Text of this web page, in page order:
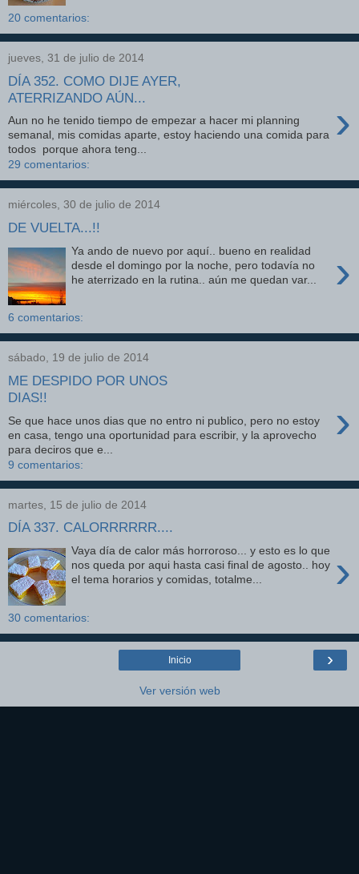
20 comentarios:
jueves, 31 de julio de 2014
DÍA 352. COMO DIJE AYER,
ATERRIZANDO AÚN...
›
Aun no he tenido tiempo de empezar a hacer mi planning
semanal, mis comidas aparte, estoy haciendo una comida para
todos porque ahora teng...
29 comentarios:
miércoles, 30 de julio de 2014
DE VUELTA...!!
›
Ya ando de nuevo por aquí.. bueno en realidad
desde el domingo por la noche, pero todavía no
he aterrizado en la rutina.. aún me quedan var...
6 comentarios:
sábado, 19 de julio de 2014
ME DESPIDO POR UNOS
DIAS!!
›
Se que hace unos dias que no entro ni publico, pero no estoy
en casa, tengo una oportunidad para escribir, y la aprovecho
para deciros que e...
9 comentarios:
martes, 15 de julio de 2014
DÍA 337. CALORRRRRR....
›
Vaya día de calor más horroroso... y esto es lo que
nos queda por aqui hasta casi final de agosto.. hoy
el tema horarios y comidas, totalme...
30 comentarios:
›
Inicio
Ver versión web